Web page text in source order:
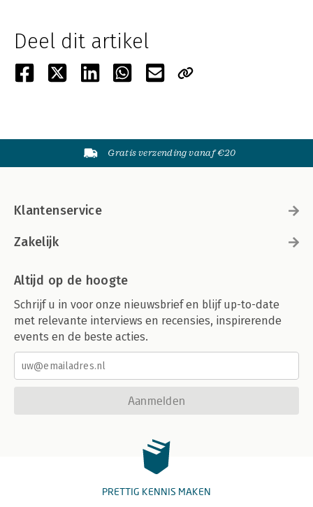
Deel dit artikel
Gratis verzending vanaf €20
Klantenservice
Zakelijk
Altijd op de hoogte
Schrijf u in voor onze nieuwsbrief en blijf up-to-date
met relevante interviews en recensies, inspirerende
events en de beste acties.
Aanmelden
PRETTIG KENNIS MAKEN